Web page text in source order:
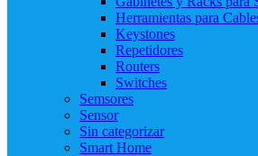
Herramientas para
Keystones
Repetidores
Routers
Switches
Semsores
Sensor
Sin categorizar
Smart Home